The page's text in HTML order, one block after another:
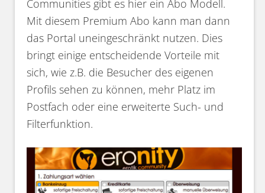
Communities gibt es hier ein Abo Modell.
Mit diesem Premium Abo kann man dann
das Portal uneingeschränkt nutzen. Dies
bringt einige entscheidende Vorteile mit
sich, wie z.B. die Besucher des eigenen
Profils sehen zu können, mehr Platz im
Postfach oder eine erweiterte Such- und
Filterfunktion.